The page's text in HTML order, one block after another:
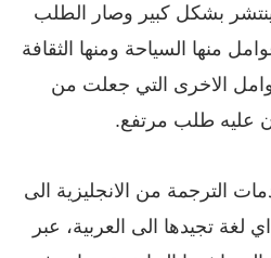
بشكل كبير وصار الطلب
منها السياحة ومنها الثقافة
الاخرى التي جعلت من
عليه طلب مرتفع.
الترجمة من الانجليزية الى
لغة تجيدها الى العربية، عبر